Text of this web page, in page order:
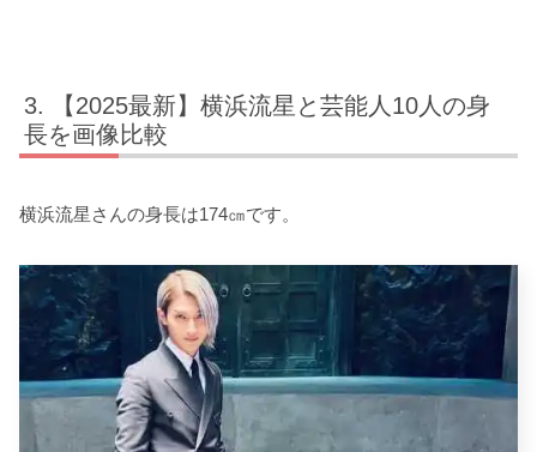
【2025最新】横浜流星と芸能人10人の身
長を画像比較
横浜流星さんの身長は174㎝です。